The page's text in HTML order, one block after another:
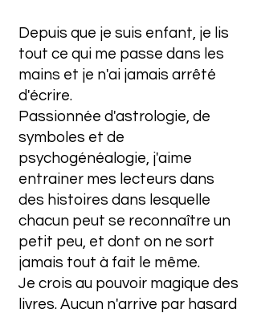
Depuis que je suis enfant, je lis
tout ce qui me passe dans les
mains et je n'ai jamais arrêté
d'écrire.
Passionnée d'astrologie, de
symboles et de
psychogénéalogie, j'aime
entrainer mes lecteurs dans
des histoires dans lesquelle
chacun peut se reconnaître un
petit peu, et dont on ne sort
jamais tout à fait le même.
Je crois au pouvoir magique des
livres. Aucun n'arrive par hasard